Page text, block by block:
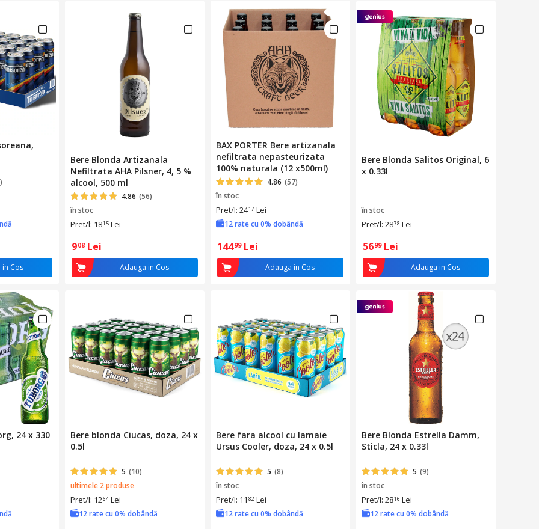
in Cos
Bere Blonda Artizanala
Nefiltrata AHA Pilsner, 4, 5 %
alcool, 500 ml
4.86 (56)
în stoc
Pret/l: 1815 Lei
908 Lei
Adauga in Cos
BAX PORTER Bere artizanala
nefiltrata nepasteurizata
100% naturala (12 x500ml)
4.86 (57)
în stoc
Pret/l: 2417 Lei
12 rate cu 0% dobândă
14499 Lei
Adauga in Cos
Bere Blonda Salitos Original, 6
x 0.33l
în stoc
Pret/l: 2878 Lei
5699 Lei
Adauga in Cos
24 x 330
Bere blonda Ciucas, doza, 24 x
0.5l
5 (10)
ultimele 2 produse
Pret/l: 1264 Lei
12 rate cu 0% dobândă
Bere fara alcool cu lamaie
Ursus Cooler, doza, 24 x 0.5l
5 (8)
în stoc
Pret/l: 11 82 Lei
12 rate cu 0% dobândă
Bere Blonda Estrella Damm,
Sticla, 24 x 0.33l
5 (9)
în stoc
Pret/l: 2816 Lei
12 rate cu 0% dobândă